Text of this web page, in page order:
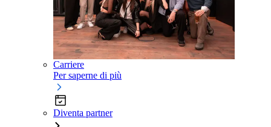
Carriere
Per saperne di più
Diventa partner